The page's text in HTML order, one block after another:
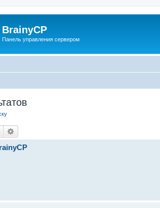
BrainyCP
Панель управления сервером
Поиск